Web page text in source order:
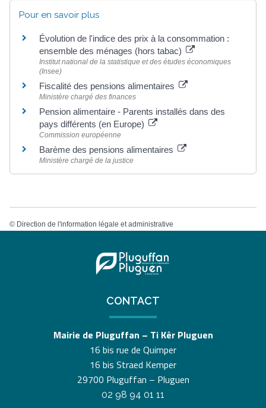
Pour en savoir plus
Évolution de l'indice des prix à la consommation :
ensemble des ménages (hors tabac)
Institut national de la statistique et des études économiques
(Insee)
Fiscalité des pensions alimentaires
Ministère chargé des finances
Pension alimentaire - Parents installés dans des
pays différents (en Europe)
Commission européenne
Barème des pensions alimentaires
Ministère chargé de la justice
© Direction de l'information légale et administrative
CONTACT
Mairie de Pluguffan – Ti Kêr Pluguen
16 bis rue de Quimper
16 bis Straed Kemper
29700 Pluguffan – Pluguen
02 98 94 01 11